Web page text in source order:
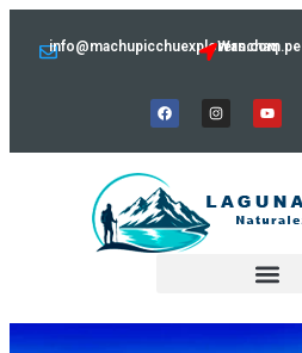
info@machupicchuexplorers.com.pe
Wanchaq